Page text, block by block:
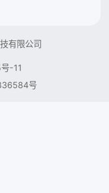
有限公司
-11
号